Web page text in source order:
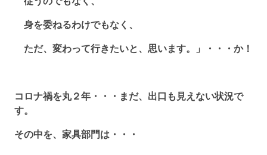
身を委ねるわけでもなく、
ただ、変わって行きたいと、思います。」・・・か！
コロナ禍を丸２年・・・まだ、出口も見えない状況で
す。
その中を、家具部門は・・・